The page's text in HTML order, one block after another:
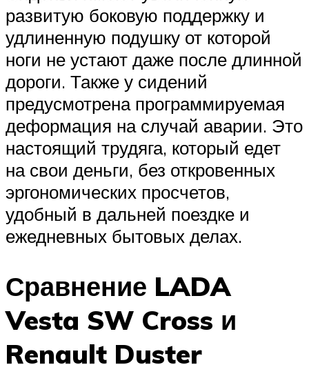
развитую боковую поддержку и
удлиненную подушку от которой
ноги не устают даже после длинной
дороги. Также у сидений
предусмотрена программируемая
деформация на случай аварии. Это
настоящий трудяга, который едет
на свои деньги, без откровенных
эргономических просчетов,
удобный в дальней поездке и
ежедневных бытовых делах.
Сравнение LADA
Vesta SW Cross и
Renault Duster